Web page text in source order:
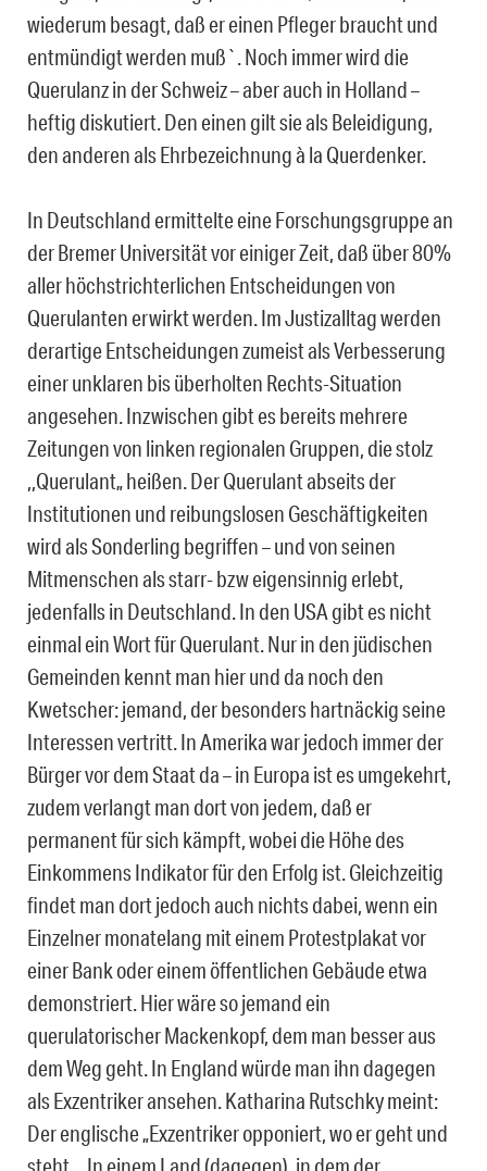
wiederum besagt, daß er einen Pfleger braucht und
entmündigt werden muß`. Noch immer wird die
Querulanz in der Schweiz – aber auch in Holland –
heftig diskutiert. Den einen gilt sie als Beleidigung,
den anderen als Ehrbezeichnung à la Querdenker.
In Deutschland ermittelte eine Forschungsgruppe an
der Bremer Universität vor einiger Zeit, daß über 80%
aller höchstrichterlichen Entscheidungen von
Querulanten erwirkt werden. Im Justizalltag werden
derartige Entscheidungen zumeist als Verbesserung
einer unklaren bis überholten Rechts-Situation
angesehen. Inzwischen gibt es bereits mehrere
Zeitungen von linken regionalen Gruppen, die stolz
,,Querulant„ heißen. Der Querulant abseits der
Institutionen und reibungslosen Geschäftigkeiten
wird als Sonderling begriffen – und von seinen
Mitmenschen als starr- bzw eigensinnig erlebt,
jedenfalls in Deutschland. In den USA gibt es nicht
einmal ein Wort für Querulant. Nur in den jüdischen
Gemeinden kennt man hier und da noch den
Kwetscher: jemand, der besonders hartnäckig seine
Interessen vertritt. In Amerika war jedoch immer der
Bürger vor dem Staat da – in Europa ist es umgekehrt,
zudem verlangt man dort von jedem, daß er
permanent für sich kämpft, wobei die Höhe des
Einkommens Indikator für den Erfolg ist. Gleichzeitig
findet man dort jedoch auch nichts dabei, wenn ein
Einzelner monatelang mit einem Protestplakat vor
einer Bank oder einem öffentlichen Gebäude etwa
demonstriert. Hier wäre so jemand ein
querulatorischer Mackenkopf, dem man besser aus
dem Weg geht. In England würde man ihn dagegen
als Exzentriker ansehen. Katharina Rutschky meint:
Der englische „Exzentriker opponiert, wo er geht und
steht…In einem Land (dagegen), in dem der